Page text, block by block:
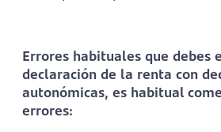
Errores habituales que debes
declaración de la renta con
autonómicas, es habitual
errores: